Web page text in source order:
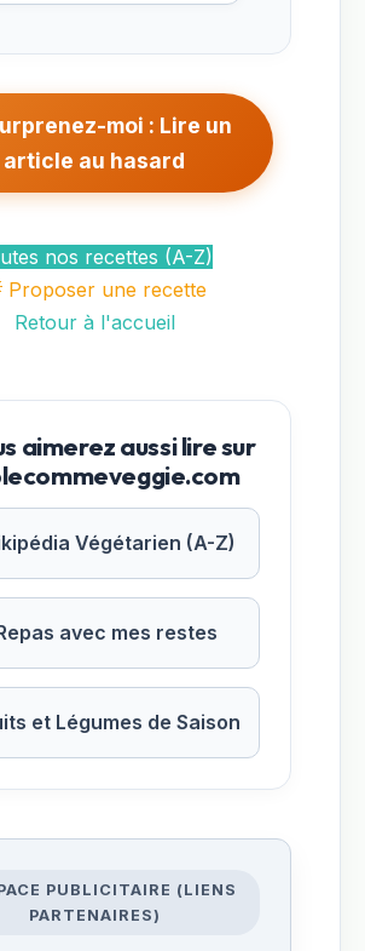
moi : Lire un
article au hasard
nos recettes (A-Z)
Proposer une recette
Retour à l'accueil
aimerez aussi lire sur
Végétarien (A-Z)
avec mes restes
et Légumes de Saison
PUBLICITAIRE (LIENS
PARTENAIRES)